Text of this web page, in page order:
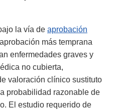
la vía de aprobación
más temprana
enfermedades graves y
no cubierta,
valoración clínico sustituto
probabilidad razonable de
El estudio requerido de